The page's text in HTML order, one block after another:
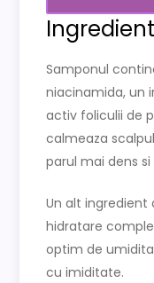
Samponul
niacinamida, un
activ foliculii de
calmeaza
parul mai dens
Un alt ingredient
hidratare
optim de
cu imiditate.